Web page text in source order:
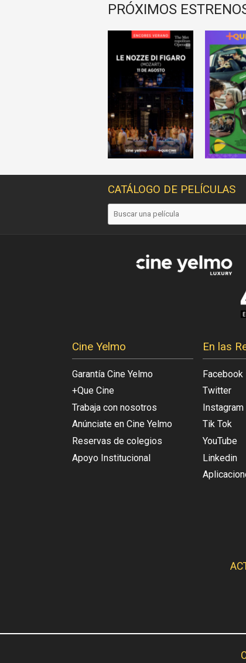
PRÓXIMOS
CATÁLOGO DE PELÍCULAS
Cine Yelmo
Garantía Cine Yelmo
+Que Cine
Trabaja con nosotros
Anúnciate en Cine Yelmo
Reservas de colegios
Apoyo Institucional
En las
Facebook
Twitter
Instagram
Tik Tok
YouTube
Linkedin